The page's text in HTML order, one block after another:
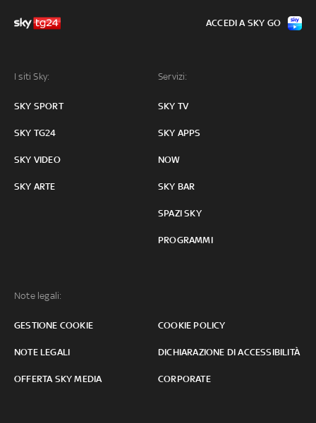
I siti Sky:
SKY SPORT
SKY TG24
SKY VIDEO
SKY ARTE
Servizi:
SKY TV
SKY APPS
NOW
SKY BAR
SPAZI SKY
PROGRAMMI
Note legali:
GESTIONE COOKIE COOKIE POLICY
NOTE LEGALI DICHIARAZIONE DI ACCESSIBILITÀ
OFFERTA SKY MEDIA CORPORATE
ACCEDI A SKY GO